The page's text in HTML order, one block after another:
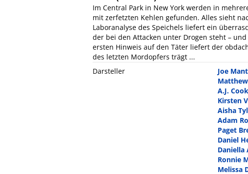
Im Central Park in New York werden in
mit zerfetzten Kehlen gefunden. Alles sieht
Laboranalyse des Speichels liefert ein
der bei den Attacken unter Drogen steht –
ersten Hinweis auf den Täter liefert der
des letzten Mordopfers trägt ...
Darsteller
Joe
A.J. Cook
Kirsten
Aisha
Adam
Paget
Daniel
Daniella
Ronnie
Melissa